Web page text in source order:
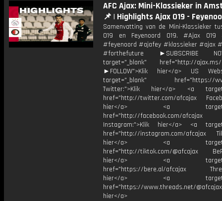
AFC Ajax: Mini-Klassieker in
📌 | Highlights Ajax O19 -
Samenvatting van de Mini-Klassieker
O19 en Feyenoord O19. #Ajax O19
#feyenoord #ajafey #klassieker #ajax
#forthefuture ►SUBSCRIBE
target="_blank" href="http://ajax.ms/
►FOLLOW">Klik hier</a> US
target="_blank" href="https://
Twitter:">Klik hier</a> <a
href="http://twitter.com/afcajax
hier</a> <a
href="http://facebook.com/afcajax
Instagram:">Klik hier</a> <a
href="http://instagram.com/afcajax
hier</a> <a
href="http://tiktok.com/@afcajax
hier</a> <a
href="https://bere.al/afcajax
hier</a> <a
href="https://www.threads.net/
hier</a>